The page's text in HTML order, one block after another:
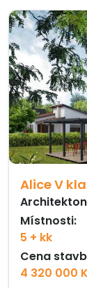
Alice V
Místnosti:
5 + kk
Cena
4 320 000